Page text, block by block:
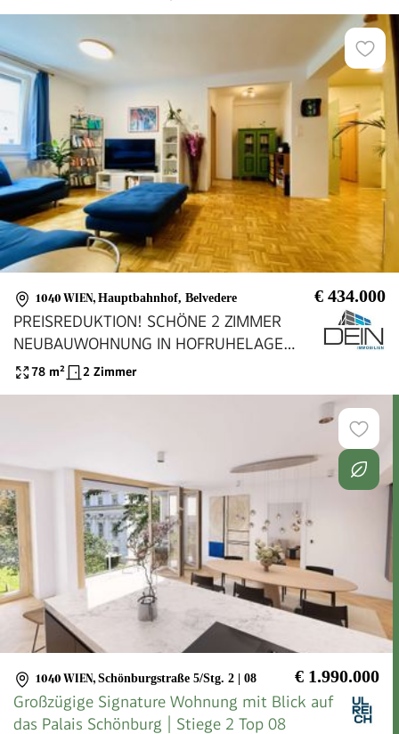
1040 WIEN, Hauptbahnhof, Belvedere € 434.000
PREISREDUKTION! SCHÖNE 2 ZIMMER
NEUBAUWOHNUNG IN HOFRUHELAGE
NÄHE BELVEDERE/HAUPTBAHNHOF!
78 m² 2 Zimmer
1040 WIEN, Schönburgstraße 5/Stg. 2 | 08 € 1.990.000
Großzügige Signature Wohnung mit Blick auf
das Palais Schönburg | Stiege 2 Top 08